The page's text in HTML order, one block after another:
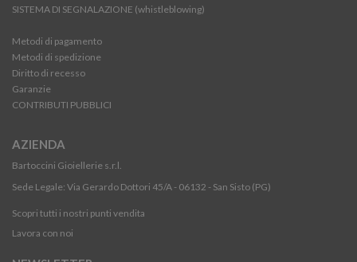
SISTEMA DI SEGNALAZIONE (whistleblowing)
Metodi di pagamento
Metodi di spedizione
Diritto di recesso
Garanzie
CONTRIBUTI PUBBLICI
AZIENDA
Bartoccini Gioiellerie s.r.l.
Sede Legale: Via Gerardo Dottori 45/A - 06132 - San Sisto (PG)
Scopri tutti i nostri punti vendita
Lavora con noi